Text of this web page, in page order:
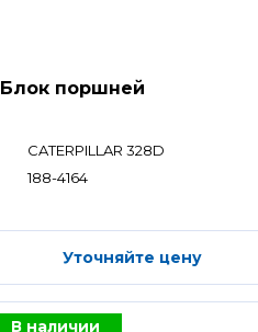
Блок поршней
CATERPILLAR 328D
188-4164
Уточняйте цену
В наличии